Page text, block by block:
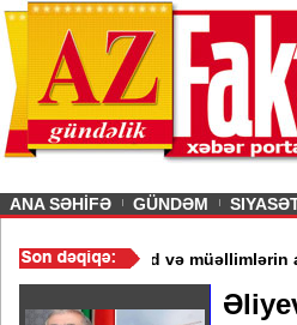
ANA SƏHİFƏ GÜNDƏM
məktəb bağlandı - Şagird və